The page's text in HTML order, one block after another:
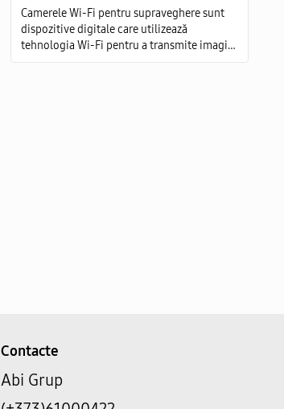
functionare, caracteristici
tehnice, avantaje
Camerele Wi-Fi pentru supraveghere sunt
dispozitive digitale care utilizează
tehnologia Wi-Fi pentru a transmite imagini
video și audio către dispozitive conectate la
Contacte
Abi Grup